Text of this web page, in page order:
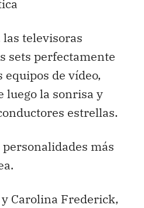
televisoras
sets perfectamente
de vídeo,
luego la sonrisa y
estrellas.
más
Carolina Frederick,